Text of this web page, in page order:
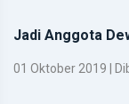
Jadi Anggota
01 Oktober 2019 |